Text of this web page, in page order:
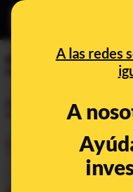
A las redes
A
mena y viudas